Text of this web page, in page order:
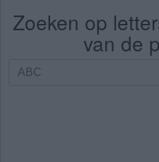
Zoeken op
van de
Zoeken